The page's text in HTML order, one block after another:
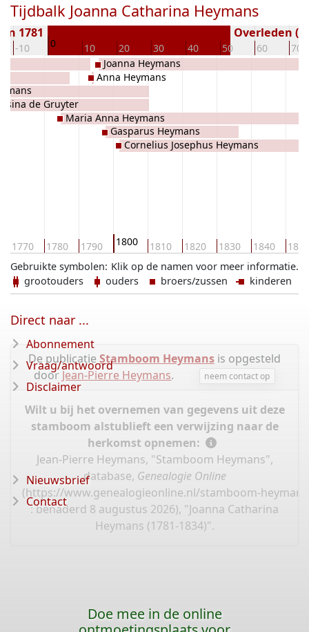
Tijdbalk Joanna Catharina Heymans
-10 0 10 20 30 40 50 60 70
1781 Overleden (
1770 1780 1790 1800 1810 1820 1830 1840 1850
de Gruyter
Maria Anna Heymans
Anna Heymans
Joanna Heymans
Gasparus Heymans
Cornelius Josephus Heymans
Klik op de namen voor meer informatie.
Gebruikte symbolen:
grootouders
ouders broers/zussen kinderen
De publicatie Stamboom Heymans is opgesteld
door Jean-Pierre Heymans. neem contact op
Wilt u bij het overnemen van gegevens uit deze
stamboom alstublieft een verwijzing naar de
herkomst opnemen:
Jean-Pierre Heymans, "Stamboom Heymans",
database, Genealogie Online
(https://www.genealogieonline.nl/stamboom-
: benaderd 8 augustus 2026), "Joanna Catharina
Heymans (1781-1834)".
Direct naar ...
Abonnement
Vraag/antwoord
Disclaimer
Nieuwsbrief
Contact
Doe mee in de online